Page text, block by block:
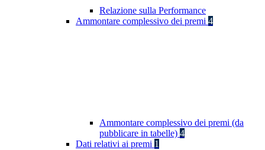
Relazione sulla Performance
Ammontare complessivo dei premi 4
Ammontare complessivo dei premi (da
pubblicare in tabelle) 4
Dati relativi ai premi 1